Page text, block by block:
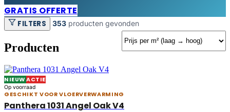
GRATIS OFFERTE
FILTERS 353 producten gevonden
Producten
NIEUWACTIE
Op voorraad
GESCHIKT VOOR VLOERVERWARMING
Panthera 1031 Angel Oak V4